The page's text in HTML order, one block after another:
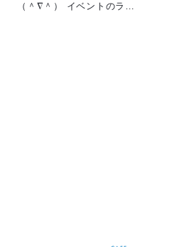
（＾∇＾） イベントのラ…